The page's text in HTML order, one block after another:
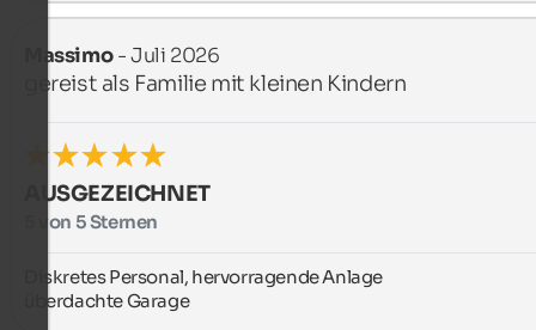
Massimo- Juli 2026
gereist als Familie mit kleinen Kindern
AUSGEZEICHNET
5 von 5 Sternen
Diskretes Personal, hervorragende Anlage
überdachte Garage